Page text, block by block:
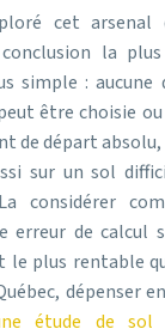
cet arsenal
la
simple : aucune
être choisie
de départ
sur un sol
considérer
erreur de calcul
le plus rentable
dépenser
étude de sol